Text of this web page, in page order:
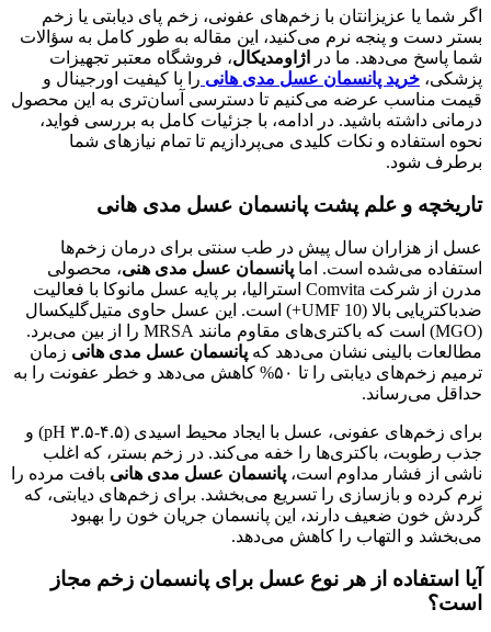
اگر شما یا عزیزانتان با زخم‌های عفونی، زخم پای دیابتی یا زخم
بستر دست و پنجه نرم می‌کنید، این مقاله به طور کامل به سؤالات
شما پاسخ می‌دهد. ما در
اژاومدیکال، فروشگاه معتبر تجهیزات
پزشکی، خرید پانسمان عسل مدی هانی را با کیفیت اورجینال و
قیمت مناسب عرضه می‌کنیم تا دسترسی آسان‌تری به این محصول
درمانی داشته باشید. در ادامه، با جزئیات کامل به بررسی فواید،
نحوه استفاده و نکات کلیدی می‌پردازیم تا تمام نیازهای شما
برطرف شود.
تاریخچه و علم پشت پانسمان عسل مدی هانی
عسل از هزاران سال پیش در طب سنتی برای درمان زخم‌ها
استفاده می‌شده است. اما پانسمان عسل مدی هنی، محصولی
مدرن از شرکت Comvita استرالیا، بر پایه عسل مانوکا با فعالیت
ضدباکتریایی بالا (UMF 10+) است. این عسل حاوی متیل‌گلیکسال
(MGO) است که باکتری‌های مقاوم مانند MRSA را از بین می‌برد.
مطالعات بالینی نشان می‌دهد که پانسمان عسل مدی هانی زمان
ترمیم زخم‌های دیابتی را تا ۵۰% کاهش می‌دهد و خطر عفونت را به
حداقل می‌رساند.
برای زخم‌های عفونی، عسل با ایجاد محیط اسیدی (pH ۳.۵-۴.۵) و
جذب رطوبت، باکتری‌ها را خفه می‌کند. در زخم بستر، که اغلب
ناشی از فشار مداوم است، پانسمان عسل مدی هانی بافت مرده را
نرم کرده و بازسازی را تسریع می‌بخشد. برای زخم‌های دیابتی، که
گردش خون ضعیف دارند، این پانسمان جریان خون را بهبود
می‌بخشد و التهاب را کاهش می‌دهد.
آیا استفاده از هر نوع عسل برای پانسمان زخم مجاز
است؟